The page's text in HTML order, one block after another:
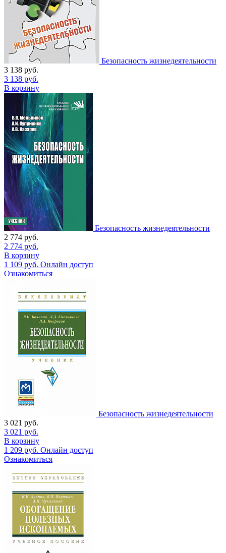
Безопасность жизнедеятельности
3 138 руб.
3 138 руб.
В корзину
Безопасность жизнедеятельности
2 774 руб.
2 774 руб.
В корзину
1 109 руб. Онлайн доступ
Ознакомиться
Безопасность жизнедеятельности
3 021 руб.
3 021 руб.
В корзину
1 209 руб. Онлайн доступ
Ознакомиться